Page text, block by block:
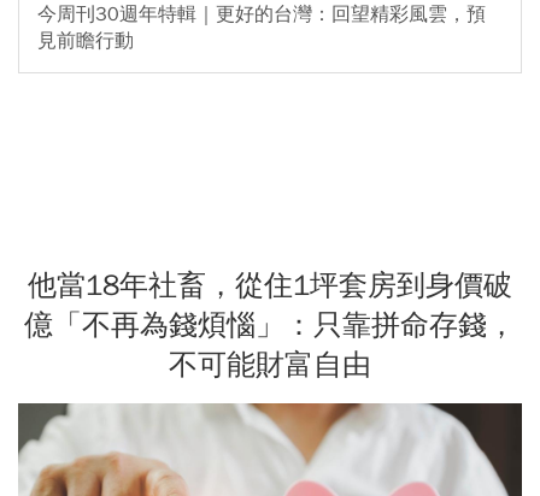
今周刊30週年特輯｜更好的台灣：回望精彩風雲，預
見前瞻行動
他當18年社畜，從住1坪套房到身價破
億「不再為錢煩惱」：只靠拼命存錢，
不可能財富自由